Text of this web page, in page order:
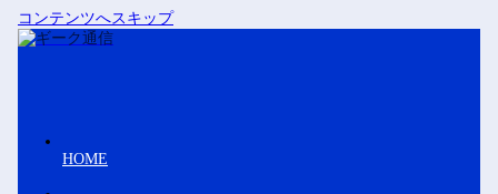
コンテンツへスキップ
HOME